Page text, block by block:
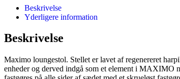
Beskrivelse
Yderligere information
Beskrivelse
Maximo loungestol. Stellet er lavet af regenereret
enheder og derved indgå som et element i MAXIMO